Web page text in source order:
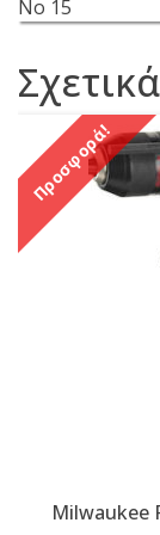
No 15
Προσφορά!
Μilwaukee